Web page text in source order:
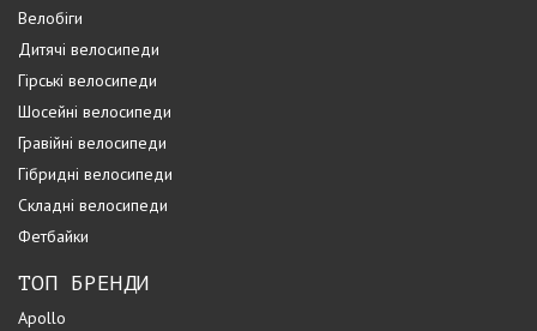
Велобіги
Дитячі велосипеди
Гірські велосипеди
Шосейні велосипеди
Гравійні велосипеди
Гібридні велосипеди
Складні велосипеди
Фетбайки
ТОП БРЕНДИ
Apollo